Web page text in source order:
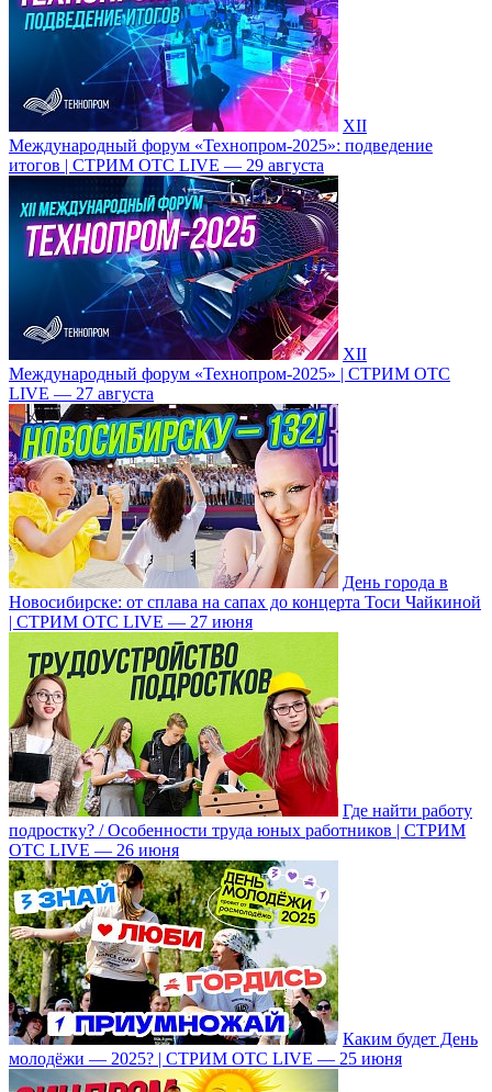
XII
Международный форум «Технопром-2025»: подведение
итогов | СТРИМ ОТС LIVE — 29 августа
XII
Международный форум «Технопром-2025» | СТРИМ ОТС
LIVE — 27 августа
День города в
Новосибирске: от сплава на сапах до концерта Тоси Чайкиной
| СТРИМ ОТС LIVE — 27 июня
Где найти работу
подростку? / Особенности труда юных работников | СТРИМ
ОТС LIVE — 26 июня
Каким будет День
молодёжи — 2025? | СТРИМ ОТС LIVE — 25 июня